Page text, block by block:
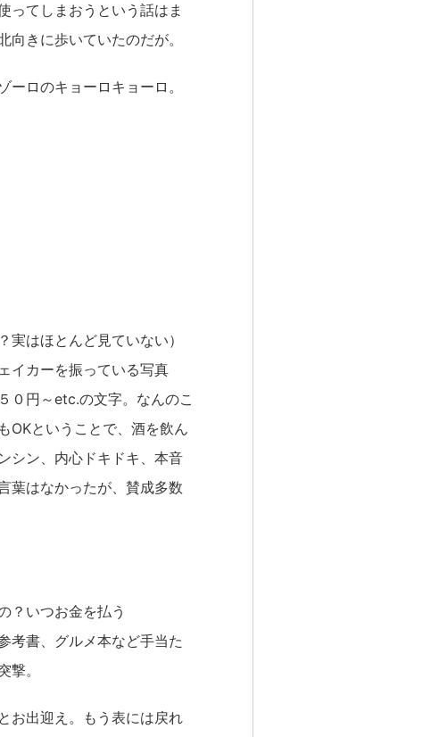
ってしまおうという話はま
きに歩いていたのだが。
ロのキョーロキョーロ。
はほとんど見ていない）
イカーを振っている写真
０円～etc.の文字。なんのこ
OKということで、酒を飲ん
シン、内心ドキドキ、本音
葉はなかったが、賛成多数
？いつお金を払う
考書、グルメ本など手当た
。
お出迎え。もう表には戻れ